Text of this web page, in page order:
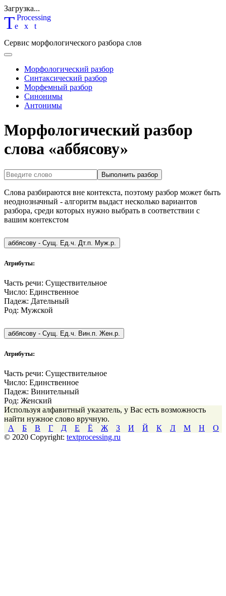
Загрузка...
Text
Processing
Сервис морфологического разбора слов
Морфологический разбор
Синтаксический разбор
Морфемный разбор
Синонимы
Антонимы
Морфологический разбор
слова «аббясову»
Выполнить разбор
Слова разбираются вне контекста, поэтому разбор может быть
неоднозначный - алгоритм выдаст несколько вариантов
разбора, среди которых нужно выбрать в соответствии с
вашим контекстом
аббясову - Сущ. Ед.ч. Дт.п. Муж.р.
Атрибуты:
Часть речи: Существительное
Число: Единственное
Падеж: Дательный
Род: Мужской
аббясову - Сущ. Ед.ч. Вин.п. Жен.р.
Атрибуты:
Часть речи: Существительное
Число: Единственное
Падеж: Винительный
Род: Женский
Используя алфавитный указатель, у Вас есть возможность
найти нужное слово вручную.
А
Б В Г Д Е Ё Ж З И Й К Л М Н
О
© 2020 Copyright: textprocessing.ru